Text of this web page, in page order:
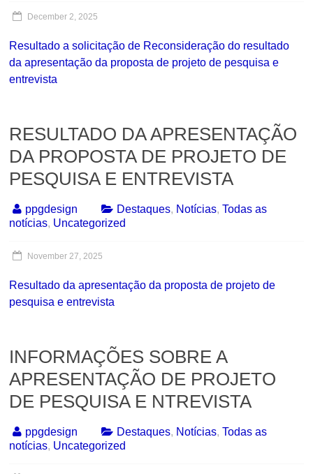
December 2, 2025
Resultado a solicitação de Reconsideração do resultado
da apresentação da proposta de projeto de pesquisa e
entrevista
RESULTADO DA APRESENTAÇÃO
DA PROPOSTA DE PROJETO DE
PESQUISA E ENTREVISTA
ppgdesign Destaques, Notícias,Todas as
notícias, Uncategorized
November 27, 2025
Resultado da apresentação da proposta de projeto de
pesquisa e entrevista
INFORMAÇÕES SOBRE A
APRESENTAÇÃO DE PROJETO
DE PESQUISA E NTREVISTA
ppgdesign Destaques, Notícias,Todas as
notícias, Uncategorized